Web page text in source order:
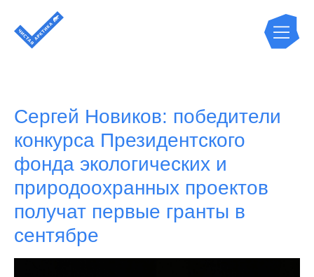
Сергей Новиков: победители
конкурса Президентского
фонда экологических и
природоохранных проектов
получат первые гранты в
сентябре